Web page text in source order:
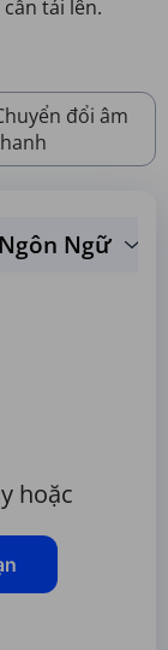
tải lên.
đổi âm
Ngữ
hoặc